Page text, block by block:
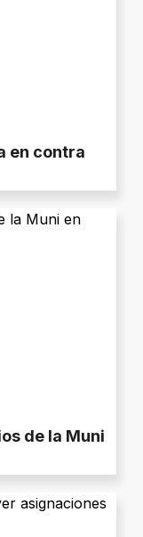
en contra
de la Muni